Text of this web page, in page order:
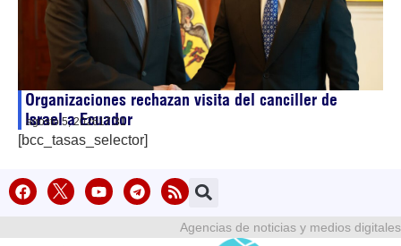
Organizaciones rechazan visita del canciller de
Israel a Ecuador
agosto 5, 202617:31
[bcc_tasas_selector]
Agencias de noticias y medios digitales